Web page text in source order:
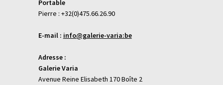
Portable
Pierre : +32(0)475.66.26.90
E-mail : info@galerie-varia:be
Adresse :
Galerie Varia
Avenue Reine Elisabeth 170 Boîte 2